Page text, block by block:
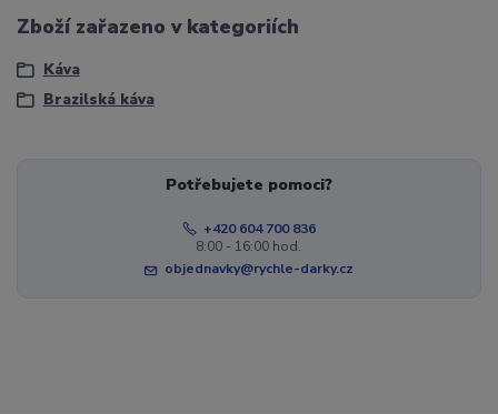
Zboží zařazeno v kategoriích
Káva
Brazilská káva
Potřebujete pomoci?
+420 604 700 836
8:00 - 16:00 hod.
objednavky@rychle-darky.cz